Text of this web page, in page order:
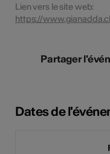
Lien vers le site web:
https://
Partager
Dates de